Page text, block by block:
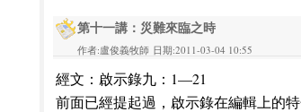
第十一講：災難來臨之時
作者:盧俊義牧師 日期:2011-03-04 10:55
經文：啟示錄九：1—21
前面已經提起過，啟示錄在編輯上的